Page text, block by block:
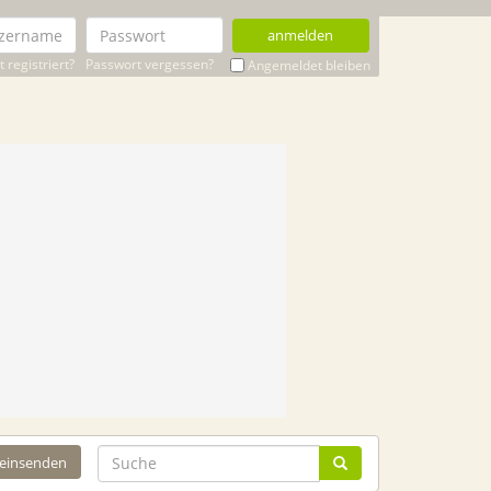
anmelden
registriert? Passwort vergessen? Angemeldet bleiben